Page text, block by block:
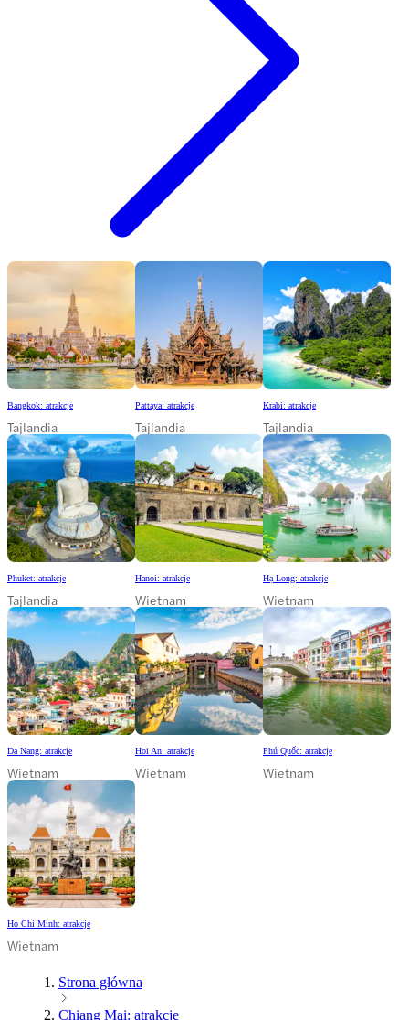
Bangkok: atrakcje
Tajlandia
Pattaya: atrakcje
Tajlandia
Krabi: atrakcje
Tajlandia
Phuket: atrakcje
Tajlandia
Hanoi: atrakcje
Wietnam
Hạ Long: atrakcje
Wietnam
Da Nang: atrakcje
Wietnam
Hoi An: atrakcje
Wietnam
Phú Quốc: atrakcje
Wietnam
Ho Chi Minh: atrakcje
Wietnam
Strona główna
Chiang Mai: atrakcje